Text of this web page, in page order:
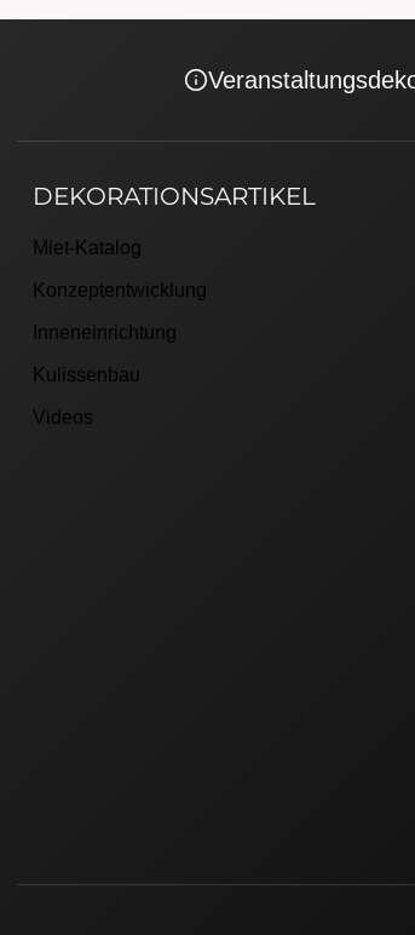
DEKORATIONSARTIKEL
Miet-Katalog
Konzeptentwicklung
Inneneinrichtung
Kulissenbau
Videos